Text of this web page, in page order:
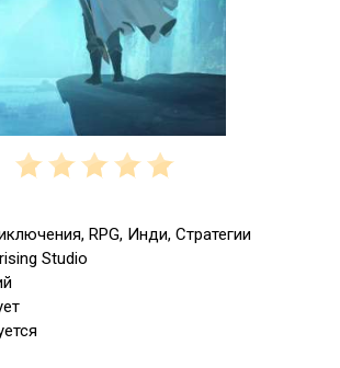
RPG, Инди, Стратегии
Studio